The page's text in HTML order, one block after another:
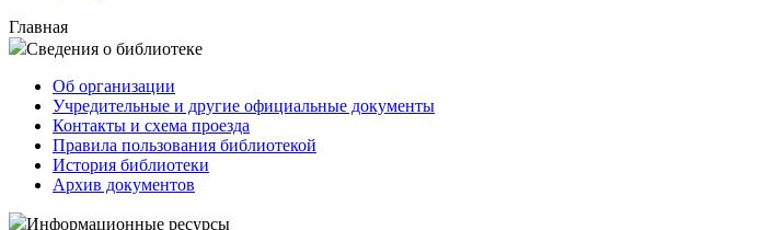
Главная
Сведения о библиотеке
Об организации
Учредительные и другие официальные документы
Контакты и схема проезда
Правила пользования библиотекой
История библиотеки
Архив документов
Информационные ресурсы